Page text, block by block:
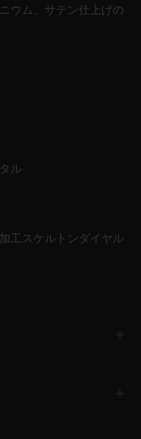
ウム、サテン仕上げの
ル
工スケルトンダイヤル